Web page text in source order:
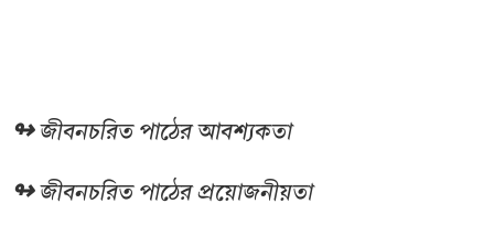
↬ জীবনচরিত পাঠের আবশ্যকতা
↬ জীবনচরিত পাঠের প্রয়োজনীয়তা